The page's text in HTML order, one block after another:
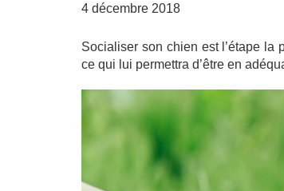
4 décembre 2018
Socialiser son chien est l’étape la
ce qui lui permettra d’être en